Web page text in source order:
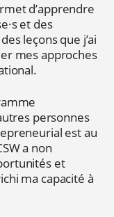
d’apprendre
et des
leçons que j’ai
mes approches
personnes
est au
a non
et
ma capacité à